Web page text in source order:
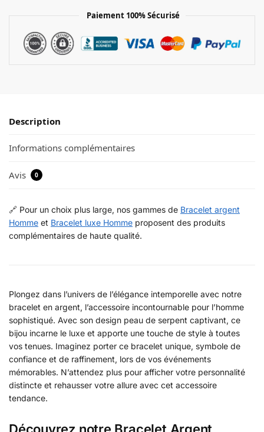
Paiement 100% Sécurisé
Description
Informations complémentaires
Avis 0
🔗 Pour un choix plus large, nos gammes de Bracelet argent
Homme et Bracelet luxe Homme proposent des produits
complémentaires de haute qualité.
Plongez dans l’univers de l’élégance intemporelle avec notre
bracelet en argent, l’accessoire incontournable pour l’homme
sophistiqué. Avec son design peau de serpent captivant, ce
bijou incarne le luxe et apporte une touche de style à toutes
vos tenues. Imaginez porter ce bracelet unique, symbole de
confiance et de raffinement, lors de vos événements
mémorables. N’attendez plus pour afficher votre personnalité
distincte et rehausser votre allure avec cet accessoire
tendance.